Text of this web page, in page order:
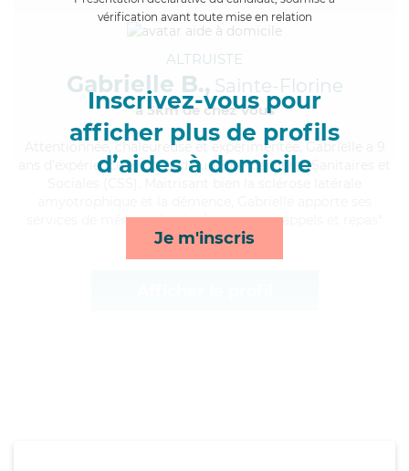
vérification avant toute mise en relation
Inscrivez-vous pour
afficher plus de profils
d’aides à domicile
Je m'inscris
ALTRUISTE
Gabrielle B., Sainte-Florine
à 5km de chez Vous
, chaleureuse et expérimentée, Gabrielle a 9
ans d'expérience et possède un BEP Carrières Sanitaires et
services de ménage, lessive/repassage, rappels et repas*